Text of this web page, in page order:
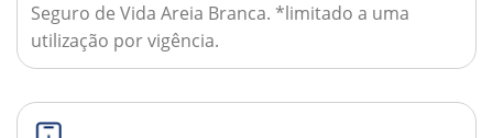
Seguro de Vida Areia Branca. *limitado a uma
utilização por vigência.